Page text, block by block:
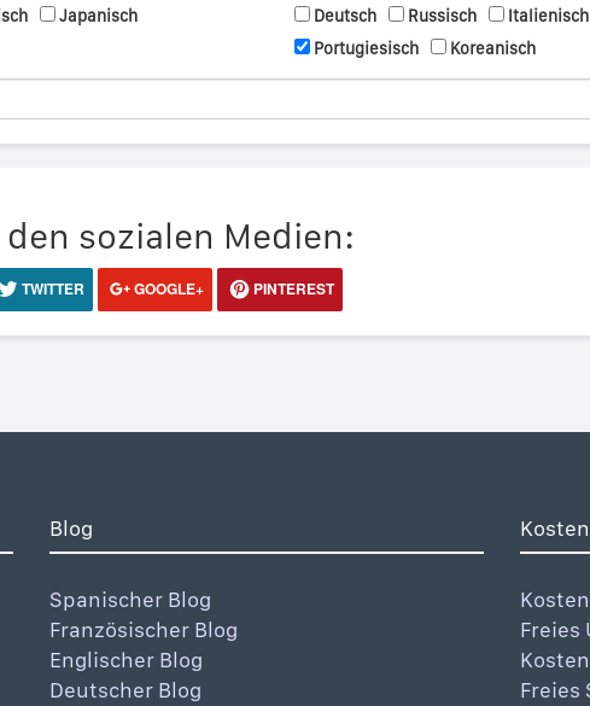
Japanisch
Deutsch
Russisch Italienisch
Portugiesisch
Koreanisch
sozialen Medien:
TWITTER GOOGLE+ PINTEREST
Blog
Spanischer Blog
Französischer Blog
Englischer Blog
Deutscher Blog
Freies
Freies